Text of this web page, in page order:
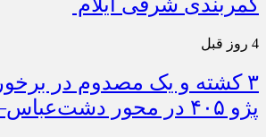
4 روز قبل
۳ کشته و یک مصدوم در
پژو ۴۰۵ در محور دشت‌عباس–دهلران